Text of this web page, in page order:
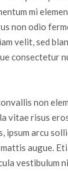
mi
non odio
velit, sed
consectetur
non
vitae risus
ipsum arcu
augue.
vestibulum